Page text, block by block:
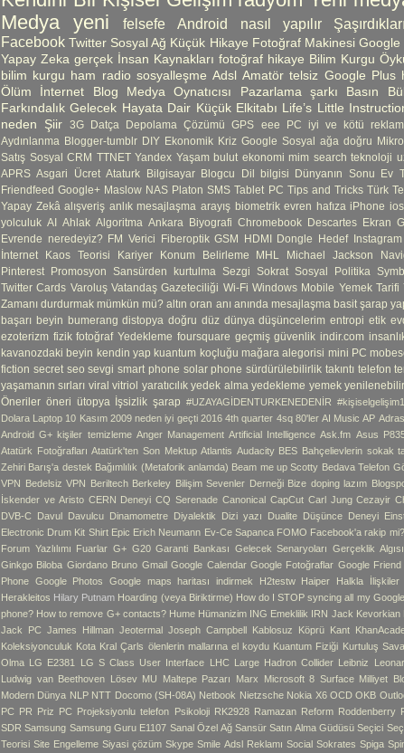
Medya
yeni felsefe Android nasıl yapılır
Facebook Twitter Sosyal Ağ Küçük Hikaye Fotoğraf Makinesi Google
Yapay Zeka gerçek İnsan Kaynakları fotoğraf hikaye Bilim Kurgu
bilim kurgu ham radio sosyalleşme Adsl Amatör telsiz Google Plus
Ölüm
İnternet Blog Medya Oynatıcısı Pazarlama şarkı Basın
Farkındalık Gelecek Hayata Dair Küçük Elkitabı Life’s Little
neden
Şiir 3G Datça Depolama Çözümü GPS eee PC iyi ve kötü reklam
Aydınlanma Blogger-tumblr DIY Ekonomik Kriz Google Sosyal ağa doğru
Satış Sosyal CRM TTNET Yandex Yaşam bulut ekonomi mim search teknoloji
APRS Asgari Ücret Ataturk Bilgisayar Blogcu Dil bilgisi Dünyanın Sonu Ev
Friendfeed Google+ Maslow NAS Platon SMS Tablet PC Tips and Tricks Türk
Yapay Zekâ alışveriş anlık mesajlaşma arayış biometrik evren hafıza iPhone ios
yolculuk AI Ahlak Algoritma Ankara Biyografi Chromebook Descartes Ekran
Evrende neredeyiz? FM Verici Fiberoptik GSM HDMI Dongle Hedef Instagram
İnternet
Kaos Teorisi Kariyer Konum Belirleme MHL Michael Jackson
Pinterest Promosyon Sansürden kurtulma Sezgi Sokrat Sosyal Politika
Twitter Cards Varoluş Vatandaş Gazeteciliği Wi-Fi Windows Mobile Yemek Tarifi
Zamanı durdurmak mümkün mü? altın oran anı anında mesajlaşma basit şarap
başarı beyin bumerang distopya doğru düz dünya düşüncelerim entropi etik
ezoterizm fizik fotoğraf Yedekleme foursquare geçmiş güvenlik indir.com
kavanozdaki beyin kendin yap kuantum koçluğu mağara alegorisi mini PC
fiction secret seo sevgi smart phone solar phone sürdürülebilirlik takıntı telefon
yaşamanın sırları viral vitriol yaratıcılık yedek alma yedekleme yemek
Öneriler öneri ütopya İşsizlik şarap #UZAYAGİDENTURKENEDENİR
Dolara Laptop 10 Kasım 2009 neden iyi geçti 2016 4th quarter 4sq 80'ler AI Music AP
Android G+ kişiler temizleme Anger Management Artificial Intelligence Ask.fm Asus
Atatürk Fotoğrafları Atatürk'ten Son Mektup Atlantis Audacity BES Bahçelievlerin sokak
Zehiri Barış'a destek Bağımlılık (Metaforik anlamda) Beam me up Scotty Bedava Telefon
VPN Bedelsiz VPN Beriltech Berkeley Bilişim Sevenler Derneği Bize doping lazım
İskender ve Aristo CERN Deneyi CQ Serenade Canonical CapCut Carl Jung Cezayir
DVB-C Davul Davulcu Dinamometre Diyalektik Dizi yazı Dualite Düşünce Deneyi
Electronic Drum Kit Shirt Epic Erich Neumann Ev-Ce Sapanca FOMO Facebook'a rakip mi?
Forum Yazlılımı Fuarlar G+ G20 Garanti Bankası Gelecek Senaryoları Gerçeklik Algısı
Ginkgo Biloba Giordano Bruno Gmail Google Calendar Google Fotoğraflar Google
Phone Google Photos Google maps haritası indirmek H2testw Haiper Halkla İlişkiler
Herakleitos Hilary Putnam Hoarding (veya Biriktirme) How do I STOP syncing all my
phone? How to remove G+ contacts? Hume Hümanizim ING Emeklilik IRN Jack Kevorkian
Jack PC James Hillman Jeotermal Joseph Campbell Kablosuz Köprü Kant
Koleksiyonculuk Kota Kral Çarls ölenlerin mallarına el koydu Kuantum Fiziği Kurtuluş
Olma LG E2381 LG S Class User Interface LHC Large Hadron Collider Leibniz
Ludwig van Beethoven Lösev MU Maltepe Pazarı Marx Microsoft 8 Surface Milliyet
Modern Dünya NLP NTT Docomo (SH-08A) Netbook Nietzsche Nokia X6 OCD OKB
PC PR Priz PC Projeksiyonlu telefon Psikoloji RK2928 Ramazan Reform Roddenberry
SDR Samsung Samsung Guru E1107 Sanal Özel Ağ Sansür Satın Alma Güdüsü Seçici
Teorisi Site Engelleme Siyasi çözüm Skype Smile Adsl Reklamı Social Sokrates Spiga